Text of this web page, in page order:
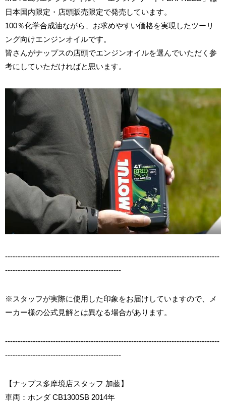
日本国内限定・店頭販売限定で発売しています。
100％化学合成油ながら、お求めやすい価格を実現したツーリ
ング向けエンジンオイルです。
皆さんがナップスの店頭でエンジンオイルを選んでいただく参
考にしていただければと思います。
-------------------------------------------------------------------------------------
----------------------------------------------
※スタッフが実際に使用した印象をお届けしていますので、メ
ーカー様の公式見解とは異なる場合があります。
-------------------------------------------------------------------------------------
----------------------------------------------
【ナップス多摩境店スタッフ 加藤】
車両：ホンダ CB1300SB 2014年